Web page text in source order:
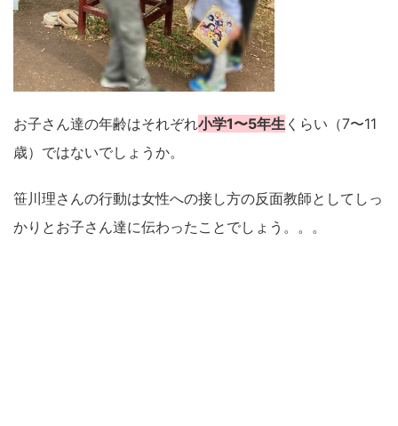
お子さん達の年齢はそれぞれ小学1〜5年生 くらい（7〜11
歳）ではないでしょうか。
笹川理さんの行動は女性への接し方の反面教師としてしっ
かりとお子さん達に伝わったことでしょう。。。